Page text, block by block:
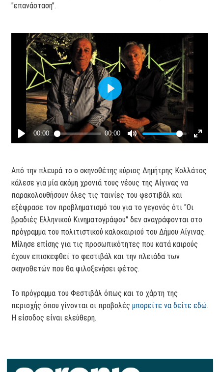
"επανάσταση".
Από την πλευρά το ο σκηνοθέτης κύριος Δημήτρης Κολλάτος
κάλεσε για μία ακόμη χρονιά τους νέους της Αίγινας να
παρακολουθήσουν όλες τις ταινίες του φεστιβάλ και
εξέφρασε τον προβληματισμό του για το γεγονός ότι "Οι
βραδιές Ελληνικού Κινηματογράφου" δεν αναγράφονται στο
πρόγραμμα του πολιτιστικού καλοκαιριού του Δήμου Αίγινας.
Μίλησε επίσης για τις προσωπικότητες που κατά καιρούς
έχουν επισκεφθεί το φεστιβάλ και την πλειάδα των
σκηνοθετών που θα φιλοξενήσει φέτος.
Το πρόγραμμα του Φεστιβάλ όπως και το χάρτη της
περιοχής όπου γίνονται οι προβολέςμπορείτε να δείτε εδώ.
Η είσοδος είναι ελεύθερη.